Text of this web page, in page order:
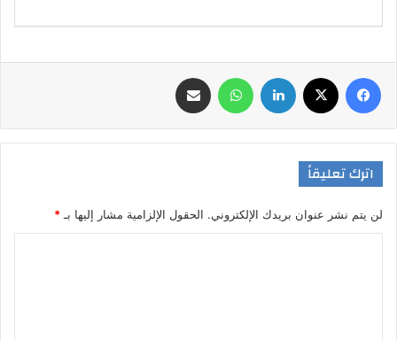
اترك تعليقاً
لن يتم نشر عنوان بريدك الإلكتروني. الحقول الإلزامية مشار إليها بـ *